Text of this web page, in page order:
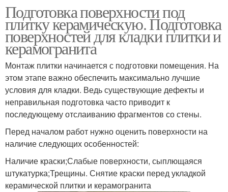
Подготовка поверхности под
плитку керамическую. Подготовка
поверхностей для кладки плитки и
керамогранита
Монтаж плитки начинается с подготовки помещения. На
этом этапе важно обеспечить максимально лучшие
условия для кладки. Ведь существующие дефекты и
неправильная подготовка часто приводит к
последующему отслаиванию фрагментов со стены.
Перед началом работ нужно оценить поверхности на
наличие следующих особенностей:
Наличие краски;Слабые поверхности, сыплющаяся
штукатурка;Трещины. Снятие краски перед укладкой
керамической плитки и керамогранита